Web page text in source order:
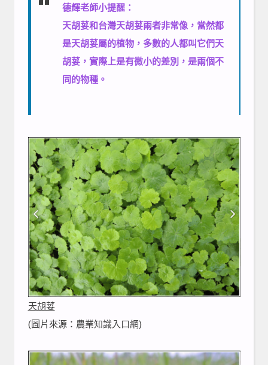
德輝老師小提醒：
天胡荽和台灣天胡荽兩者非常像，當然都
是天胡荽屬的植物，多數的人都叫它們天
胡荽，實際上是有微小的差別，是兩個不
同的物種。
天胡荽
(圖片來源：農業知識入口網)